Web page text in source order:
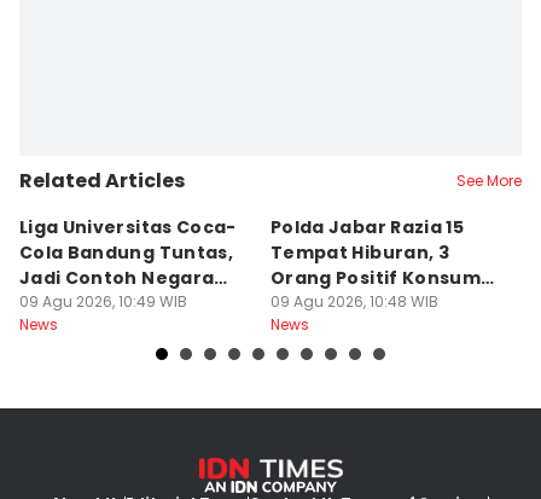
Related Articles See More
Liga Universitas Coca-
Cola Bandung Tuntas,
Jadi Contoh Negara
Lain
09 Agu 2026, 10:49 WIB
News
Polda Jabar Razia 15
Tempat Hiburan, 3
Orang Positif Konsumsi
Narkoba
09 Agu 2026, 10:48 WIB
News